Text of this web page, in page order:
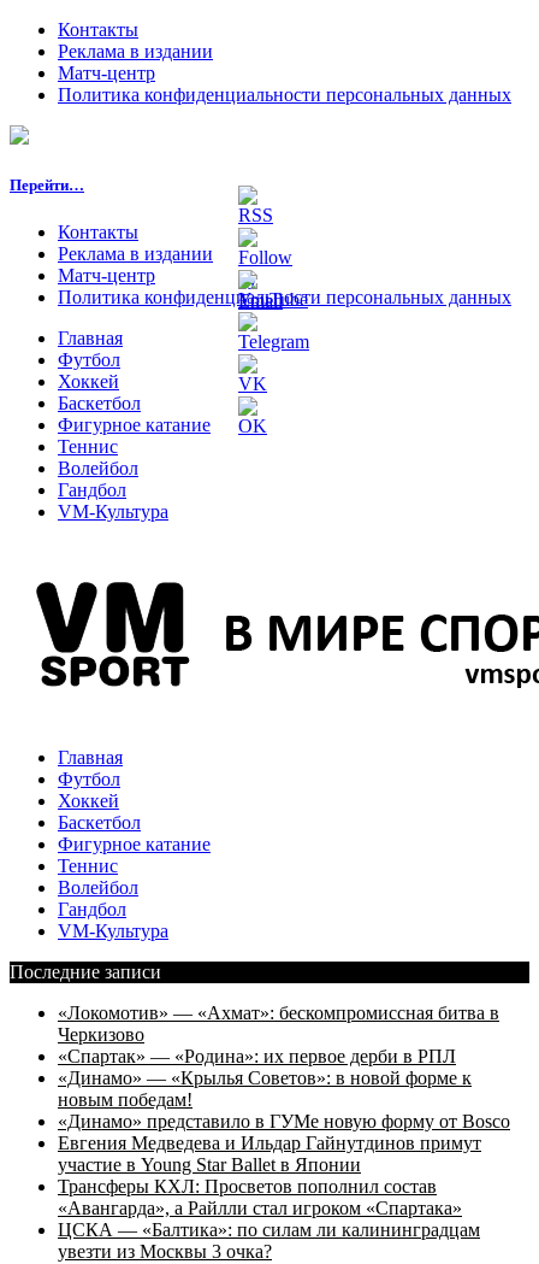
Контакты
Реклама в издании
Матч-центр
Политика конфиденциальности персональных данных
Перейти…
Контакты
Реклама в издании
Матч-центр
Политика конфиденциальности персональных данных
Главная
Футбол
Хоккей
Баскетбол
Фигурное катание
Теннис
Волейбол
Гандбол
VM-Культура
Главная
Футбол
Хоккей
Баскетбол
Фигурное катание
Теннис
Волейбол
Гандбол
VM-Культура
Последние записи
«Локомотив» — «Ахмат»: бескомпромиссная битва в
Черкизово
«Спартак» — «Родина»: их первое дерби в РПЛ
«Динамо» — «Крылья Советов»: в новой форме к
новым победам!
«Динамо» представило в ГУМе новую форму от Bosco
Евгения Медведева и Ильдар Гайнутдинов примут
участие в Young Star Ballet в Японии
Трансферы КХЛ: Просветов пополнил состав
«Авангарда», а Райлли стал игроком «Спартака»
ЦСКА — «Балтика»: по силам ли калининградцам
увезти из Москвы 3 очка?